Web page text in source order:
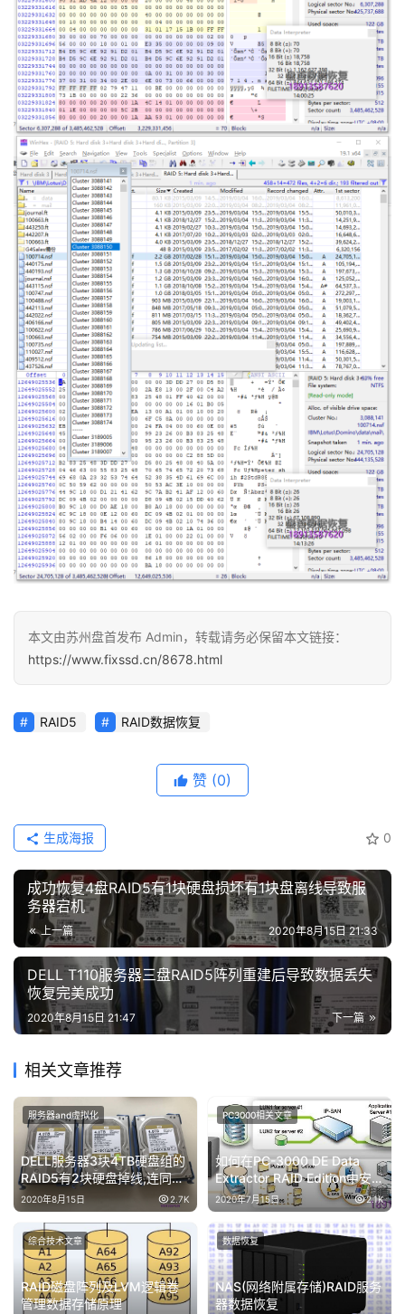
本文由苏州盘首发布 Admin，转载请务必保留本文链接：
https://www.fixssd.cn/8678.html
RAID5 RAID数据恢复
赞 (0)
0
生成海报
成功恢复4盘RAID5有1块硬盘损坏有1块盘离线导致服
务器宕机
上一篇 2020年8月15日 21:33
DELL T110服务器三盘RAID5阵列重建后导致数据丢失
恢复完美成功
下一篇
2020年8月15日 21:47
相关文章推荐
DELL服务器3块4TB硬盘组的
RAID5有2块硬盘掉线,连同原
操作系统一起恢复成功
2020年8月15日 2.7K
服务器and虚拟化
如何在PC-3000 DE Data
Extractor RAID Edition中安装
Linux iSCSI服务器的虚拟机
2020年7月15日 2.1K
PC3000相关文章
RAID磁盘阵列及LVM逻辑卷
管理数据存储原理
综合技术文章
NAS(网络附属存储)RAID服务
器数据恢复
数据恢复